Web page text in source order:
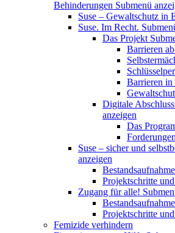
Behinderungen Submenü
Suse – Gewaltschutz in
Suse. Im Recht.
Das Projekt
Barrieren
Barrieren in
Digitale
anzeigen
Das
Forderungen
Suse – sicher und
anzeigen
Projektschritte
Zugang für alle!
Projektschritte
Femizide verhindern